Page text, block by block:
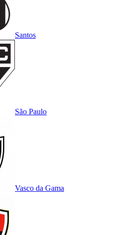
Santos
São Paulo
Vasco da Gama